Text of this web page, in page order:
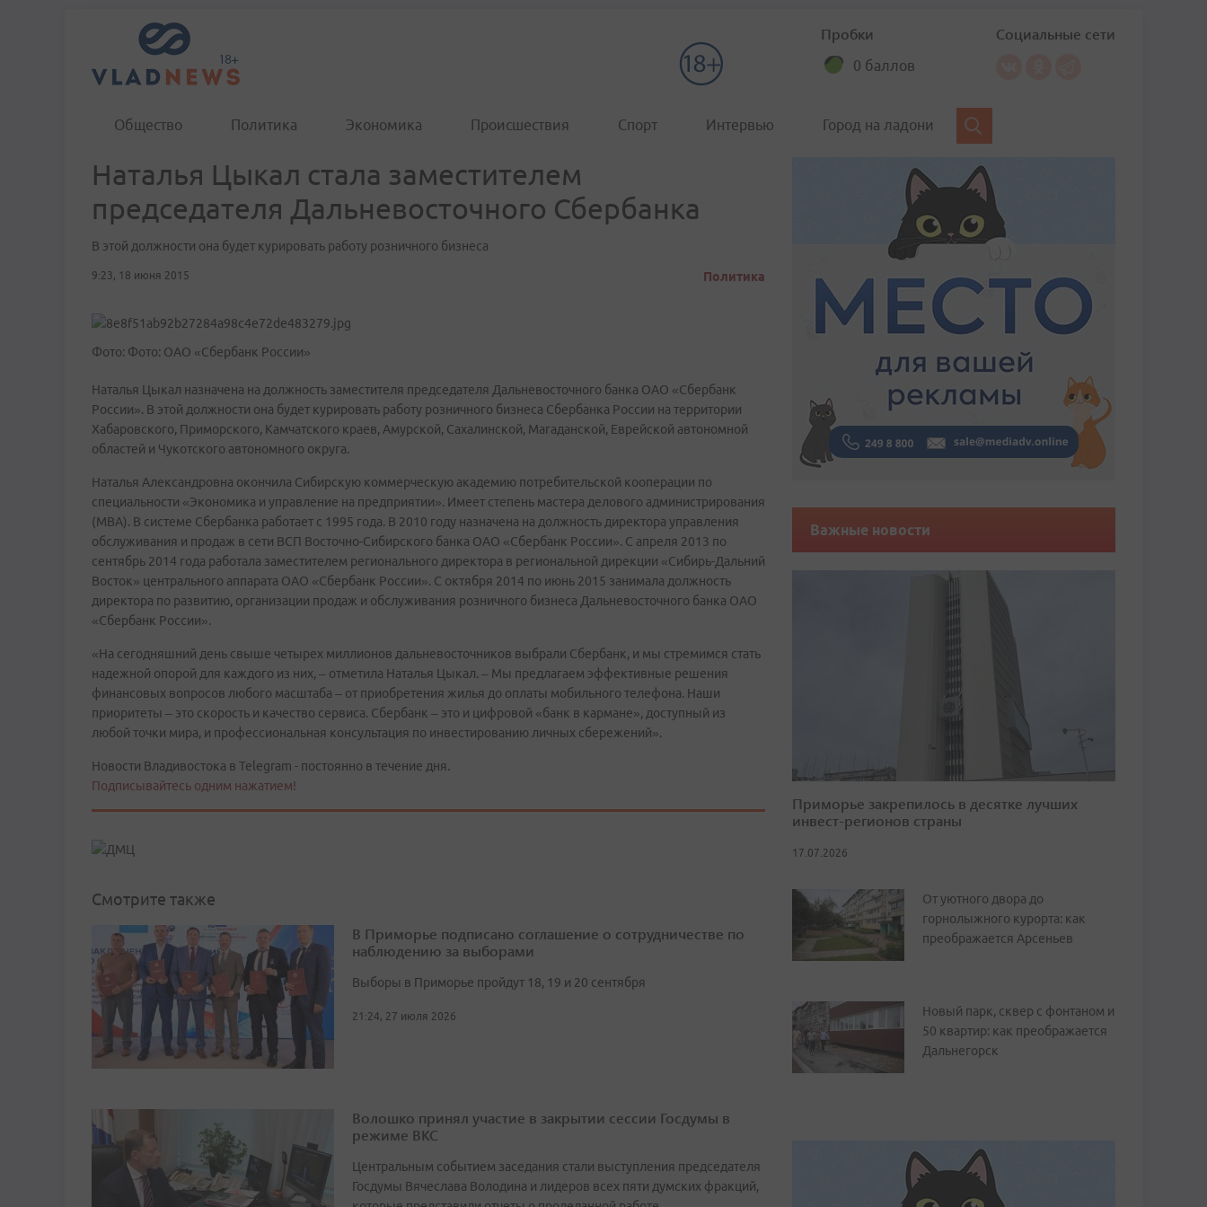
Пробки
0 баллов
Социальные сети
Общество Политика Экономика Происшествия Спорт Интервью Город на ладони
Наталья Цыкал стала заместителем
председателя Дальневосточного Сбербанка
В этой должности она будет курировать работу розничного бизнеса
9:23, 18 июня 2015 Политика
Фото: Фото: ОАО «Сбербанк России»
Наталья Цыкал назначена на должность заместителя председателя Дальневосточного банка ОАО «Сбербанк
России». В этой должности она будет курировать работу розничного бизнеса Сбербанка России на территории
Хабаровского, Приморского, Камчатского краев, Амурской, Сахалинской, Магаданской, Еврейской автономной
областей и Чукотского автономного округа.
Наталья Александровна окончила Сибирскую коммерческую академию потребительской кооперации по
специальности «Экономика и управление на предприятии». Имеет степень мастера делового администрирования
(MBA). В системе Сбербанка работает с 1995 года. В 2010 году назначена на должность директора управления
обслуживания и продаж в сети ВСП Восточно-Сибирского банка ОАО «Сбербанк России». С апреля 2013 по
сентябрь 2014 года работала заместителем регионального директора в региональной дирекции «Сибирь-Дальний
Восток» центрального аппарата ОАО «Сбербанк России». С октября 2014 по июнь 2015 занимала должность
директора по развитию, организации продаж и обслуживания розничного бизнеса Дальневосточного банка ОАО
«Сбербанк России».
«На сегодняшний день свыше четырех миллионов дальневосточников выбрали Сбербанк, и мы стремимся стать
надежной опорой для каждого из них, – отметила Наталья Цыкал. – Мы предлагаем эффективные решения
финансовых вопросов любого масштаба – от приобретения жилья до оплаты мобильного телефона. Наши
приоритеты – это скорость и качество сервиса. Сбербанк – это и цифровой «банк в кармане», доступный из
любой точки мира, и профессиональная консультация по инвестированию личных сбережений».
Новости Владивостока в Telegram - постоянно в течение дня.
Подписывайтесь одним нажатием!
Смотрите также
В Приморье подписано соглашение о сотрудничестве по
наблюдению за выборами
Выборы в Приморье пройдут 18, 19 и 20 сентября
21:24, 27 июля 2026
Волошко принял участие в закрытии сессии Госдумы в
режиме ВКС
Центральным событием заседания стали выступления председателя
Госдумы Вячеслава Володина и лидеров всех пяти думских фракций,
Важные новости
Приморье закрепилось в десятке лучших
инвест-регионов страны
17.07.2026
От уютного двора до
горнолыжного курорта: как
преображается Арсеньев
Новый парк, сквер с фонтаном и
50 квартир: как преображается
Дальнегорск